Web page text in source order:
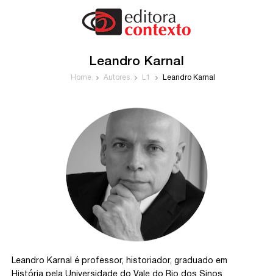
Leandro Karnal
Home Autores L1 Leandro Karnal
Leandro Karnal é professor, historiador, graduado em